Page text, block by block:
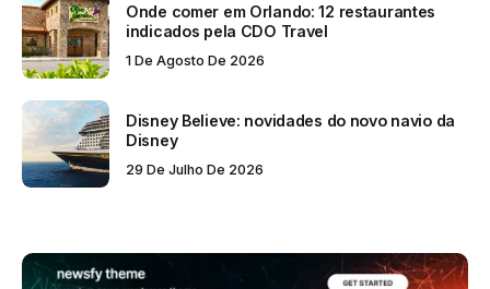
Onde comer em Orlando: 12 restaurantes
indicados pela CDO Travel
1 De Agosto De 2026
Disney Believe: novidades do novo navio da
Disney
29 De Julho De 2026